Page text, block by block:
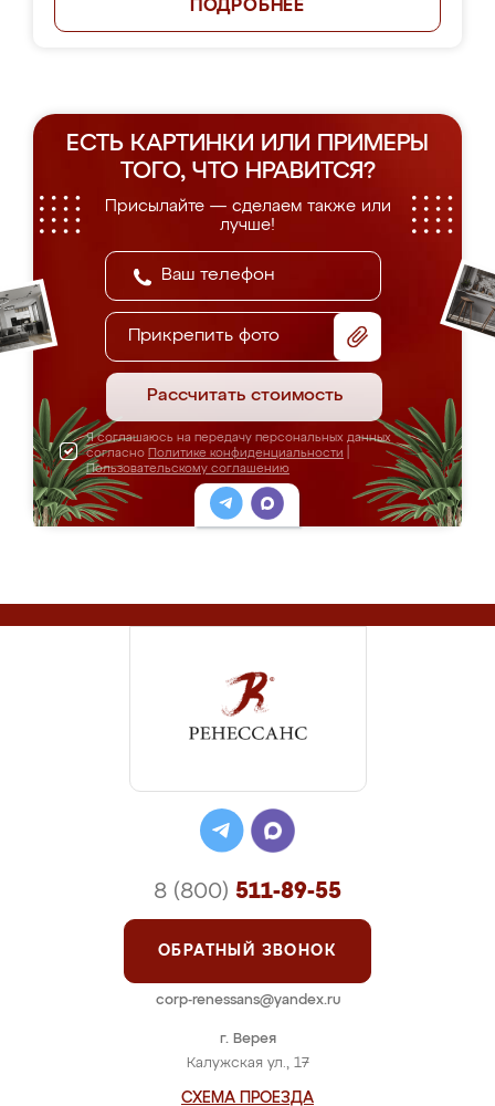
ПОДРОБНЕЕ
ЕСТЬ КАРТИНКИ ИЛИ ПРИМЕРЫ
ТОГО, ЧТО НРАВИТСЯ?
Присылайте — сделаем также или
лучше!
Прикрепить фото
Рассчитать стоимость
Я соглашаюсь на передачу персональных данных
согласно Политике конфиденциальности
Пользовательскому соглашению
г. Верея
Калужская ул., 17
СХЕМА ПРОЕЗДА
8 (800) 511-89-55
ОБРАТНЫЙ ЗВОНОК
corp-renessans@yandex.ru